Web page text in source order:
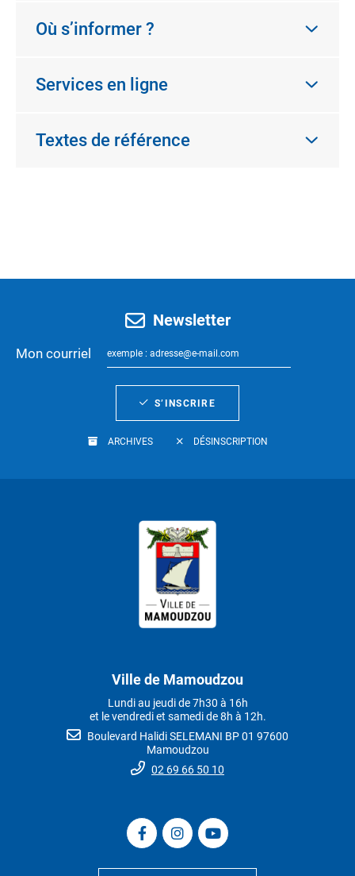
Où s’informer ?
Services en ligne
Textes de référence
Newsletter
Mon courriel
S’INSCRIRE
ARCHIVES DÉSINSCRIPTION
Ville de Mamoudzou
Lundi au jeudi de 7h30 à 16h
et le vendredi et samedi de 8h à 12h.
Boulevard Halidi SELEMANI BP 01 97600
Mamoudzou
02 69 66 50 10